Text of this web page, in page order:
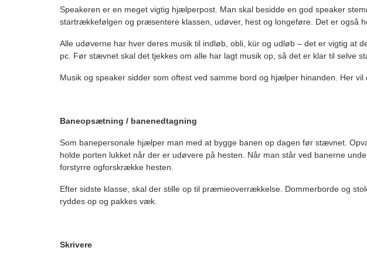
Speakeren er en meget vigtig hjælperpost. Man skal besidde en god speaker
startrækkefølgen og præsentere klassen, udøver, hest og longeføre. Det er også
Alle udøverne har hver deres musik til indløb, obli, kür og udløb – det er vigtig at
pc. Før stævnet skal det tjekkes om alle har lagt musik op, så det er klar til selve
Musik og speaker sidder som oftest ved samme bord og hjælper hinanden. Her
Baneopsætning / banenedtagning
Som banepersonale hjælper man med at bygge banen op dagen før stævnet.
holde porten lukket når der er udøvere på hesten. Når man står ved banerne
forstyrre ogforskrække hesten.
Efter sidste klasse, skal der stille op til præmieoverrækkelse. Dommerborde og
ryddes op og pakkes væk.
Skrivere